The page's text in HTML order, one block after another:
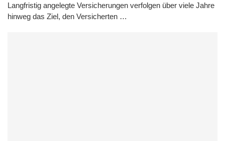
Langfristig angelegte Versicherungen verfolgen über viele Jahre
hinweg das Ziel, den Versicherten …